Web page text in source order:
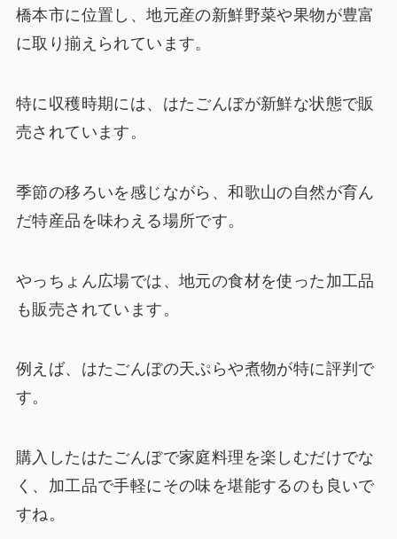
橋本市に位置し、地元産の新鮮野菜や果物が豊富
に取り揃えられています。
特に収穫時期には、はたごんぼが新鮮な状態で販
売されています。
季節の移ろいを感じながら、和歌山の自然が育ん
だ特産品を味わえる場所です。
やっちょん広場では、地元の食材を使った加工品
も販売されています。
例えば、はたごんぼの天ぷらや煮物が特に評判で
す。
購入したはたごんぼで家庭料理を楽しむだけでな
く、加工品で手軽にその味を堪能するのも良いで
すね。